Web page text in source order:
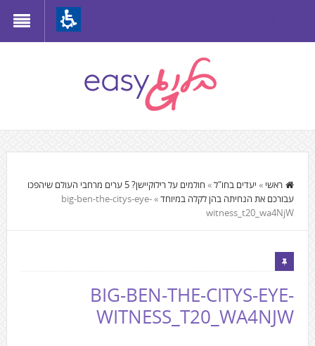
to
move
to
the
main
Content
התוכן
המרכזי,
You
can
press
Enter
to
skip
to
the
ראשי » יעדים בחו"ל»
חולמים על רילוקיישן? 5 ערים מרחבי העולם שיהפכו
עבורכם את הנחיתה בהן לקלה במיוחד»
big-ben-the-citys-eye-
witness_t20_wa4NjW
BIG-BEN-THE-CITYS-EYE-
WITNESS_T20_WA4NJW